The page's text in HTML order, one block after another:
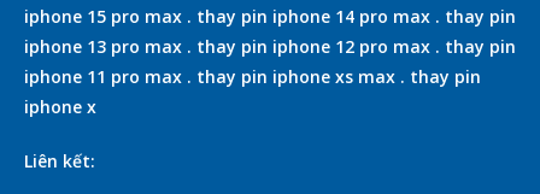
iphone 15 pro max . thay pin iphone 14 pro max . thay pin
iphone 13 pro max . thay pin iphone 12 pro max . thay pin
iphone 11 pro max . thay pin iphone xs max . thay pin
iphone x
Liên kết: